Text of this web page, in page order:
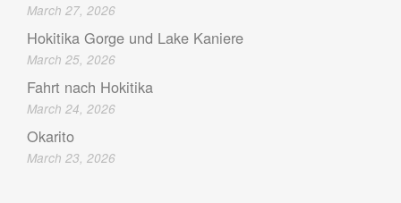
March 27, 2026
Hokitika Gorge und Lake Kaniere
March 25, 2026
Fahrt nach Hokitika
March 24, 2026
Okarito
March 23, 2026